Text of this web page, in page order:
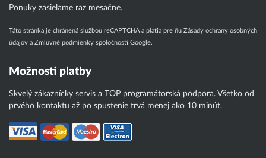
Ponuky zasielame raz mesačne.
Táto stránka je chránená službou reCAPTCHA a platia pre ňu Zásady ochrany osobných
údajov a Zmluvné podmienky spoločnosti Google.
Možnosti platby
Skvelý zákaznícky servis a TOP programátorská podpora. Všetko od
prvého kontaktu až po spustenie trvá menej ako 10 minút.